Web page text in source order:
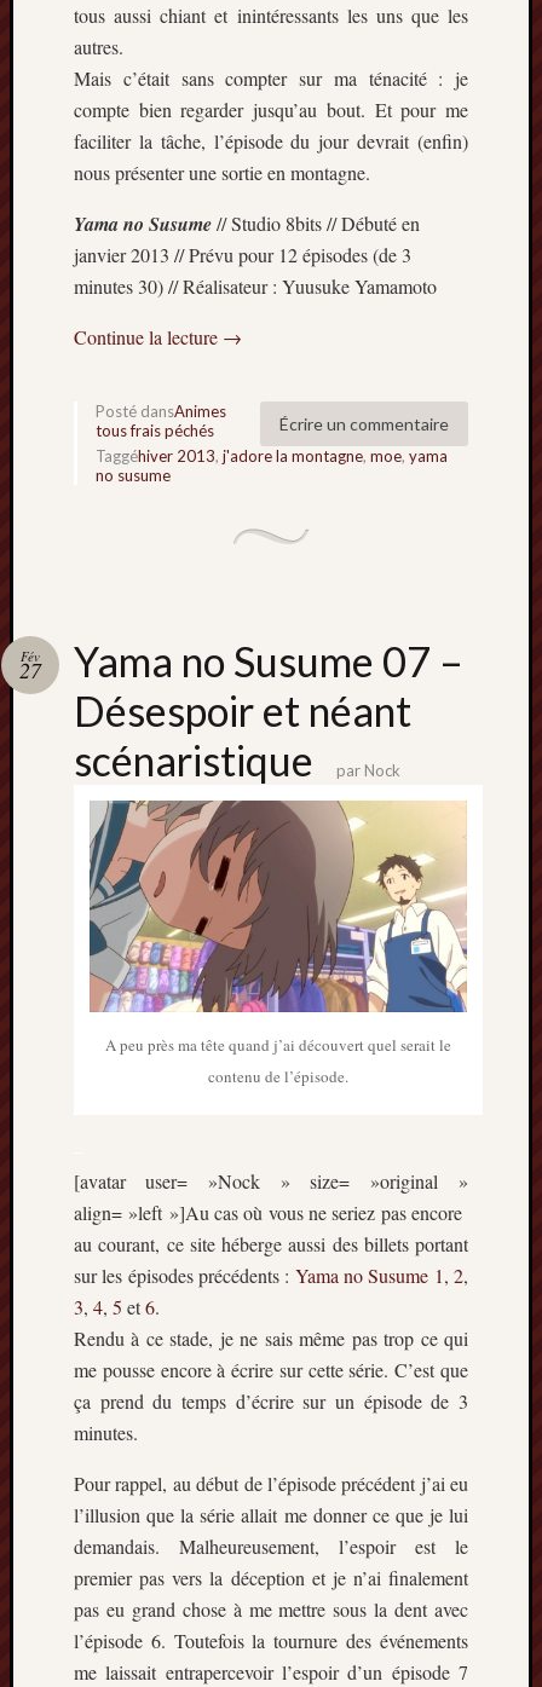
tous aussi chiant et inintéressants les uns que les
autres.
Mais c’était sans compter sur ma ténacité : je
compte bien regarder jusqu’au bout. Et pour me
faciliter la tâche, l’épisode du jour devrait (enfin)
nous présenter une sortie en montagne.
Yama no Susume// Studio 8bits // Débuté en
janvier 2013 // Prévu pour 12 épisodes (de 3
minutes 30) // Réalisateur : Yuusuke Yamamoto
Continue la lecture →
Écrire un commentaire
Posté dansAnimes
tous frais péchés
Taggéhiver 2013, j'adore la montagne, moe, yama
no susume
Yama no Susume 07 –
Désespoir et néant
scénaristique
Fév
27
par Nock
A peu près ma tête quand j’ai découvert quel serait le
contenu de l’épisode.
[avatar user= »Nock » size= »original »
align= »left »]Au cas où vous ne seriez pas encore
au courant, ce site héberge aussi des billets portant
sur les épisodes précédents : Yama no Susume 1,2,
3, 4, 5 et6.
Rendu à ce stade, je ne sais même pas trop ce qui
me pousse encore à écrire sur cette série. C’est que
ça prend du temps d’écrire sur un épisode de 3
minutes.
Pour rappel, au début de l’épisode précédent j’ai eu
l’illusion que la série allait me donner ce que je lui
demandais. Malheureusement, l’espoir est le
premier pas vers la déception et je n’ai finalement
pas eu grand chose à me mettre sous la dent avec
l’épisode 6. Toutefois la tournure des événements
me laissait entrapercevoir l’espoir d’un épisode 7